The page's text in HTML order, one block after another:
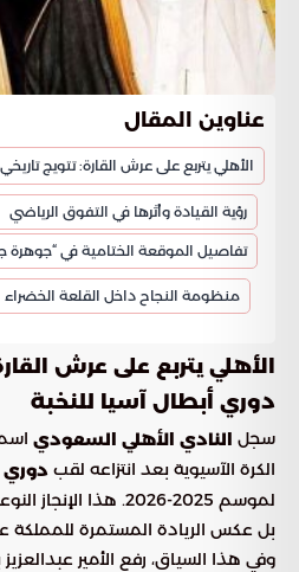
عناوين المقال
رؤية القيادة وأثرها في التفوق الرياضي
تفاصيل الموقعة الختامية في “جوهرة
منظومة النجاح داخل القلعة الخضراء
الأهلي يتربع على عرش
دوري أبطال آسيا للنخبة
سجل النادي الأهلي السعودي
الكرة الآسيوية بعد انتزاعه لقب دوري
لموسم 2025-2026. هذا
بل عكس الريادة المستمرة للمملكة
وفي هذا السياق، رفع الأمير